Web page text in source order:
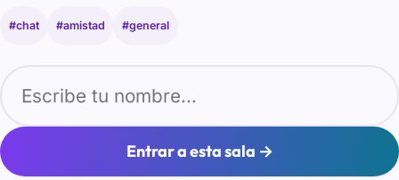
#chat #amistad #general
Entrar a esta sala →